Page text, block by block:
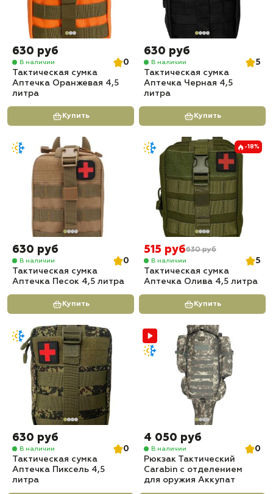
630 руб
В наличии
0
Тактическая сумка
Аптечка Оранжевая 4,5
литра
Купить
630 руб
В наличии
5
Тактическая сумка
Аптечка Черная 4,5
литра
Купить
630 руб
В наличии
0
Тактическая сумка
Аптечка Песок 4,5 литра
Купить
-18%
515 руб630 руб
В наличии
5
Тактическая сумка
Аптечка Олива 4,5 литра
Купить
630 руб
В наличии
0
Тактическая сумка
Аптечка Пиксель 4,5
литра
4 050 руб
В наличии
0
Рюкзак Тактический
Carabin с отделением
для оружия Аккупат